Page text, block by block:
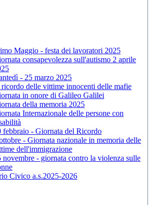
Maggio - festa dei lavoratori 2025
consapevolezza sull'autismo 2 aprile
- 25 marzo 2025
delle vittime innocenti delle mafie
in onore di Galileo Galilei
della memoria 2025
Internazionale delle persone con
febbraio - Giornata del Ricordo
- Giornata nazionale in memoria delle
dell'immigrazione
novembre - giornata contro la violenza sulle
Civico a.s.2025-2026